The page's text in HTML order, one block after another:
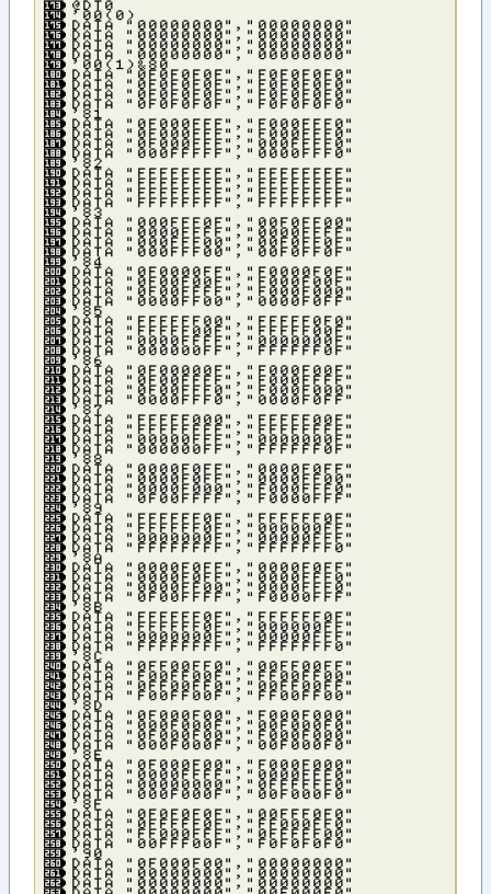
＠ＤＴ０
’００（０）
ＤＡＴＡ ”００００００００”，”００００００００”
ＤＡＴＡ ”００００００００”，”００００００００”
ＤＡＴＡ ”００００００００”，”００００００００”
ＤＡＴＡ ”００００００００”，”００００００００”
’００（１）＆８０
ＤＡＴＡ ”０Ｆ０Ｆ０Ｆ０Ｆ”，”Ｆ０Ｆ０Ｆ０Ｆ０”
ＤＡＴＡ ”０Ｆ０Ｆ０Ｆ０Ｆ”，”Ｆ０Ｆ０Ｆ０Ｆ０”
ＤＡＴＡ ”０Ｆ０Ｆ０Ｆ０Ｆ”，”Ｆ０Ｆ０Ｆ０Ｆ０”
ＤＡＴＡ ”０Ｆ０Ｆ０Ｆ０Ｆ”，”Ｆ０Ｆ０Ｆ０Ｆ０”
’８１
ＤＡＴＡ ”０Ｆ０００ＦＦＦ”，”Ｆ０００ＦＦＦ０”
ＤＡＴＡ ”０Ｆ０００ＦＦＦ”，”Ｆ０００ＦＦＦ０”
ＤＡＴＡ ”０Ｆ０００ＦＦＦ”，”０００ＦＦＦＦ０”
ＤＡＴＡ ”０００ＦＦＦＦＦ”，”００００ＦＦＦ０”
’８２
ＤＡＴＡ ”ＦＦＦＦＦＦＦＦ”，”ＦＦＦＦＦＦＦＦ”
ＤＡＴＡ ”ＦＦＦＦＦＦＦＦ”，”ＦＦＦＦＦＦＦＦ”
ＤＡＴＡ ”ＦＦＦＦＦＦＦＦ”，”ＦＦＦＦＦＦＦＦ”
ＤＡＴＡ ”ＦＦＦＦＦＦＦＦ”，”ＦＦＦＦＦＦＦＦ”
’８３
ＤＡＴＡ ”０００ＦＦＦ０Ｆ”，”００Ｆ０ＦＦ００”
ＤＡＴＡ ”００００ＦＦＦＦ”，”００００ＦＦＦＦ”
ＤＡＴＡ ”０００ＦＦＦ００”，”００Ｆ０ＦＦ０Ｆ”
ＤＡＴＡ ”０００ＦＦＦ００”，”００Ｆ０ＦＦ０Ｆ”
’８４
ＤＡＴＡ ”０Ｆ００００ＦＦ”，”Ｆ００００Ｆ０Ｆ”
ＤＡＴＡ ”０Ｆ００Ｆ００Ｆ”，”Ｆ０００Ｆ００Ｆ”
ＤＡＴＡ ”０Ｆ００ＦＦＦＦ”，”Ｆ０００Ｆ０００”
ＤＡＴＡ ”００００ＦＦ００”，”００００Ｆ０ＦＦ”
’８５
ＤＡＴＡ ”ＦＦＦＦＦＦ００”，”ＦＦＦＦＦ０Ｆ０”
ＤＡＴＡ ”ＦＦＦＦＦ００Ｆ”，”ＦＦＦＦＦ００Ｆ”
ＤＡＴＡ ”００００ＦＦＦＦ”，”０００００００Ｆ”
ＤＡＴＡ ”００００００ＦＦ”，”ＦＦＦＦＦＦ０Ｆ”
’８６
ＤＡＴＡ ”０Ｆ０００００Ｆ”，”Ｆ０００Ｆ００Ｆ”
ＤＡＴＡ ”０Ｆ００ＦＦＦＦ”，”Ｆ０００ＦＦＦＦ”
ＤＡＴＡ ”０Ｆ００ＦＦＦ０”，”Ｆ０００Ｆ０００”
ＤＡＴＡ ”００００ＦＦＦ０”，”００００Ｆ０ＦＦ”
’８７
ＤＡＴＡ ”ＦＦＦＦＦ０００”，”ＦＦＦＦＦ００Ｆ”
ＤＡＴＡ ”ＦＦＦＦＦＦＦＦ”，”ＦＦＦＦＦＦＦＦ”
ＤＡＴＡ ”０００００ＦＦＦ”，”０００００００Ｆ”
ＤＡＴＡ ”００００００ＦＦ”，”ＦＦＦＦＦＦ０Ｆ”
’８８
ＤＡＴＡ ”００００Ｆ０ＦＦ”，”００００Ｆ０ＦＦ”
ＤＡＴＡ ”００００Ｆ０ＦＦ”，”００００ＦＦ００”
ＤＡＴＡ ”００００Ｆ０００”，”Ｆ０００ＦＦＦ０”
ＤＡＴＡ ”０Ｆ００ＦＦＦＦ”，”Ｆ００００ＦＦＦ”
’８９
ＤＡＴＡ ”ＦＦＦＦＦＦ０Ｆ”，”ＦＦＦＦＦＦ０Ｆ”
ＤＡＴＡ ”ＦＦＦＦＦＦ０Ｆ”，”００００００ＦＦ”
ＤＡＴＡ ”０００００００Ｆ”，”０００００ＦＦＦ”
ＤＡＴＡ ”ＦＦＦＦＦＦＦＦ”，”ＦＦＦＦＦＦＦ０”
’８Ａ
ＤＡＴＡ ”００００Ｆ０ＦＦ”，”００００Ｆ０ＦＦ”
ＤＡＴＡ ”００００Ｆ０ＦＦ”，”００００ＦＦＦ０”
ＤＡＴＡ ”００００ＦＦ００”，”００００ＦＦＦ０”
ＤＡＴＡ ”０Ｆ００ＦＦＦＦ”，”Ｆ００００ＦＦＦ”
’８Ｂ
ＤＡＴＡ ”ＦＦＦＦＦＦ０Ｆ”，”ＦＦＦＦＦＦ０Ｆ”
ＤＡＴＡ ”ＦＦＦＦＦＦ０Ｆ”，”００００００ＦＦ”
ＤＡＴＡ ”０００００００Ｆ”，”０００００ＦＦＦ”
ＤＡＴＡ ”ＦＦＦＦＦＦＦＦ”，”ＦＦＦＦＦＦＦ０”
’８Ｃ
ＤＡＴＡ ”０ＦＦ００ＦＦ０”，”００ＦＦ００ＦＦ”
ＤＡＴＡ ”Ｆ００ＦＦ００Ｆ”，”ＦＦ００ＦＦ００”
ＤＡＴＡ ”０ＦＦ００ＦＦ０”，”００ＦＦ００ＦＦ”
ＤＡＴＡ ”Ｆ００ＦＦ００Ｆ”，”ＦＦ００ＦＦ００”
’８Ｄ
ＤＡＴＡ ”０Ｆ０００Ｆ００”，”Ｆ０００Ｆ０００”
ＤＡＴＡ ”０００Ｆ０００Ｆ”，”００Ｆ０００Ｆ０”
ＤＡＴＡ ”０Ｆ０００Ｆ００”，”Ｆ０００Ｆ０００”
ＤＡＴＡ ”０００Ｆ０００Ｆ”，”００Ｆ０００Ｆ０”
’８Ｅ
ＤＡＴＡ ”０Ｆ０００Ｆ００”，”Ｆ０００Ｆ０００”
ＤＡＴＡ ”００００ＦＦＦＦ”，”００００ＦＦＦ０”
ＤＡＴＡ ”００００００００”，”０ＦＦＦＦＦＦ０”
ＤＡＴＡ ”０００Ｆ０００Ｆ”，”００Ｆ０００Ｆ０”
’８Ｆ
ＤＡＴＡ ”０Ｆ０Ｆ０Ｆ０Ｆ”，”００ＦＦＦ０Ｆ０”
ＤＡＴＡ ”０ＦＦＦＦＦ０Ｆ”，”ＦＦ０００ＦＦ０”
ＤＡＴＡ ”ＦＦ０００ＦＦＦ”，”０ＦＦＦＦＦ００”
ＤＡＴＡ ”００ＦＦＦ００Ｆ”，”Ｆ０Ｆ０Ｆ０Ｆ０”
’９０
ＤＡＴＡ ”０Ｆ０００Ｆ００”，”００００００００”
ＤＡＴＡ ”００００００００”，”００００００００”
ＤＡＴＡ ”００００００００”，”００００００００”